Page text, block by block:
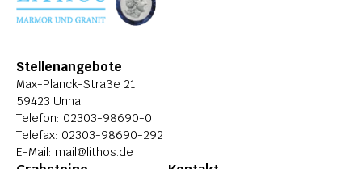
Stellenangebote
Max-Planck-Straße 21
59423 Unna
Telefon: 02303-98690-0
Telefax: 02303-98690-292
E-Mail: mail@lithos.de